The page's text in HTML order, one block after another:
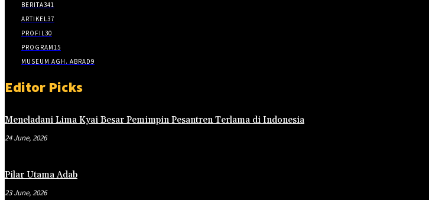
BERITA341
ARTIKEL37
PROFIL30
PROGRAM15
MUSEUM AGH. ABRAD9
Editor Picks
Meneladani Lima Kyai Besar Pemimpin Pesantren Terlama di Indonesia
24 June, 2026
Pilar Utama Adab
23 June, 2026